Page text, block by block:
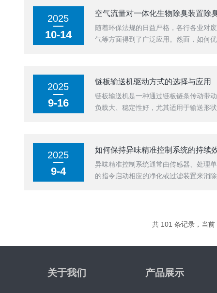
2025
10-14
空气流量对一体化生物除臭装置除
随着环保法规的日益严格，各行各业对
气等方面得到了广泛应用。然而，如何
2025
9-16
链板输送机驱动方式的选择与应用
链板输送机是一种通过链板链条传动带
负载大、稳定性好，尤其适用于输送形
2025
9-4
如何保持异味精准控制系统的持续
异味精准控制系统通常由传感器、处理
的指令启动相应的净化或过滤装置来消
共 101 条记录，当
关于我们 产品展示